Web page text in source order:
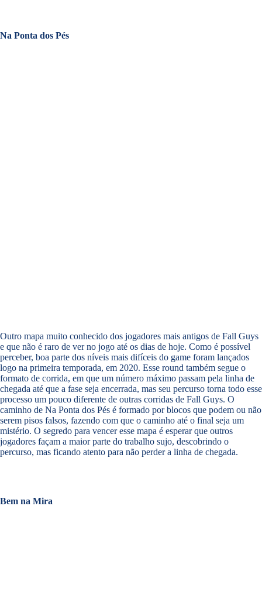
Na Ponta dos Pés
Outro mapa muito conhecido dos jogadores mais antigos de Fall Guys
e que não é raro de ver no jogo até os dias de hoje. Como é possível
perceber, boa parte dos níveis mais difíceis do game foram lançados
logo na primeira temporada, em 2020. Esse round também segue o
formato de corrida, em que um número máximo passam pela linha de
chegada até que a fase seja encerrada, mas seu percurso torna todo esse
processo um pouco diferente de outras corridas de Fall Guys. O
caminho de Na Ponta dos Pés é formado por blocos que podem ou não
serem pisos falsos, fazendo com que o caminho até o final seja um
mistério. O segredo para vencer esse mapa é esperar que outros
jogadores façam a maior parte do trabalho sujo, descobrindo o
percurso, mas ficando atento para não perder a linha de chegada.
Bem na Mira